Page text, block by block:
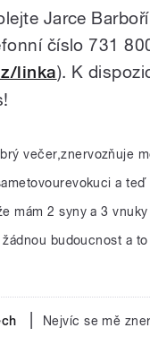
Jarce
číslo 731
linka). K
večer,znervozňuje
a
mám 2 syny a 3
budoucnost a
Nejvíc se mě